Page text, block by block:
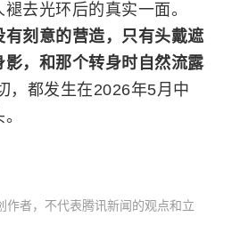
去光环后的真实一面。
刻意的营造，只有头戴遮
影，和那个转身时自然流露
，都发生在2026年5月中
作者，不代表腾讯新闻的观点和立